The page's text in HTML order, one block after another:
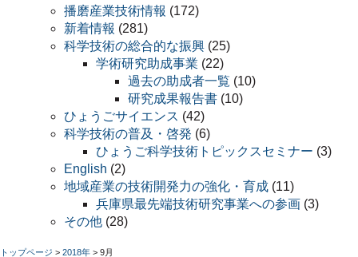
播磨産業技術情報 (172)
新着情報 (281)
科学技術の総合的な振興 (25)
学術研究助成事業 (22)
過去の助成者一覧 (10)
研究成果報告書 (10)
ひょうごサイエンス (42)
科学技術の普及・啓発 (6)
ひょうご科学技術トピックスセミナー (3)
English (2)
地域産業の技術開発力の強化・育成 (11)
兵庫県最先端技術研究事業への参画 (3)
その他 (28)
トップページ > 2018年 > 9月